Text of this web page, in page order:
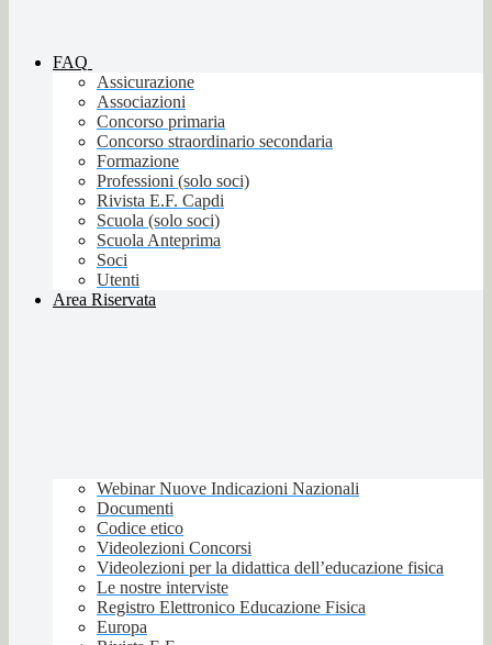
FAQ
Assicurazione
Associazioni
Concorso primaria
Concorso straordinario secondaria
Formazione
Professioni (solo soci)
Rivista E.F. Capdi
Scuola (solo soci)
Scuola Anteprima
Soci
Utenti
Area Riservata
Webinar Nuove Indicazioni Nazionali
Documenti
Codice etico
Videolezioni Concorsi
Videolezioni per la didattica dell’educazione fisica
Le nostre interviste
Registro Elettronico Educazione Fisica
Europa